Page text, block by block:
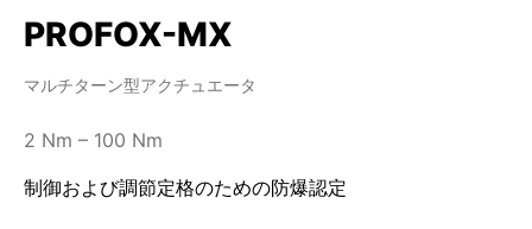
PROFOX-MX
マルチターン型アクチュエータ
2 Nm – 100 Nm
制御および調節定格のための防爆認定